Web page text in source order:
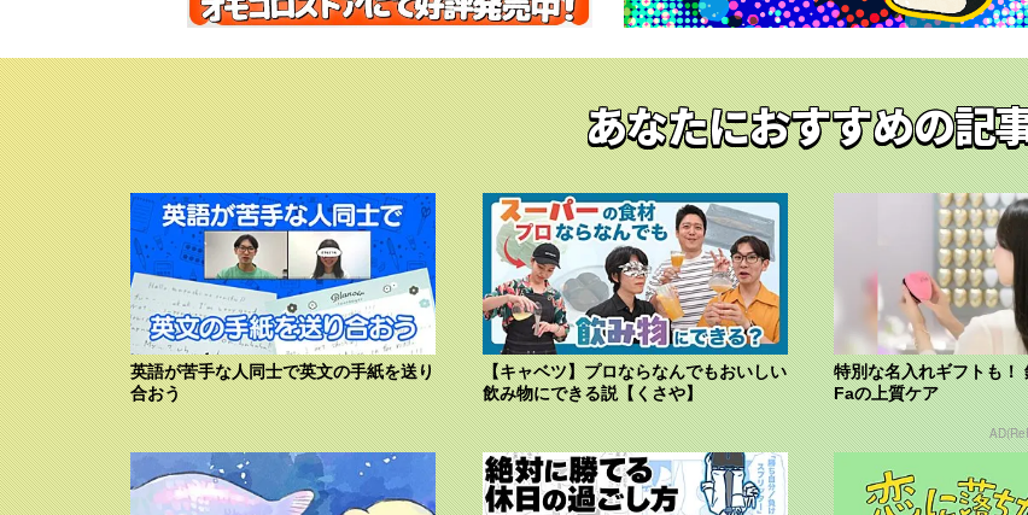
あなたにおすすめの記
英語が苦手な人同士で英文の手紙を送り
合おう
【キャベツ】プロならなんでもおいしい
飲み物にできる説【くさや】
特別な名入れギフトも！
Faの上質ケア